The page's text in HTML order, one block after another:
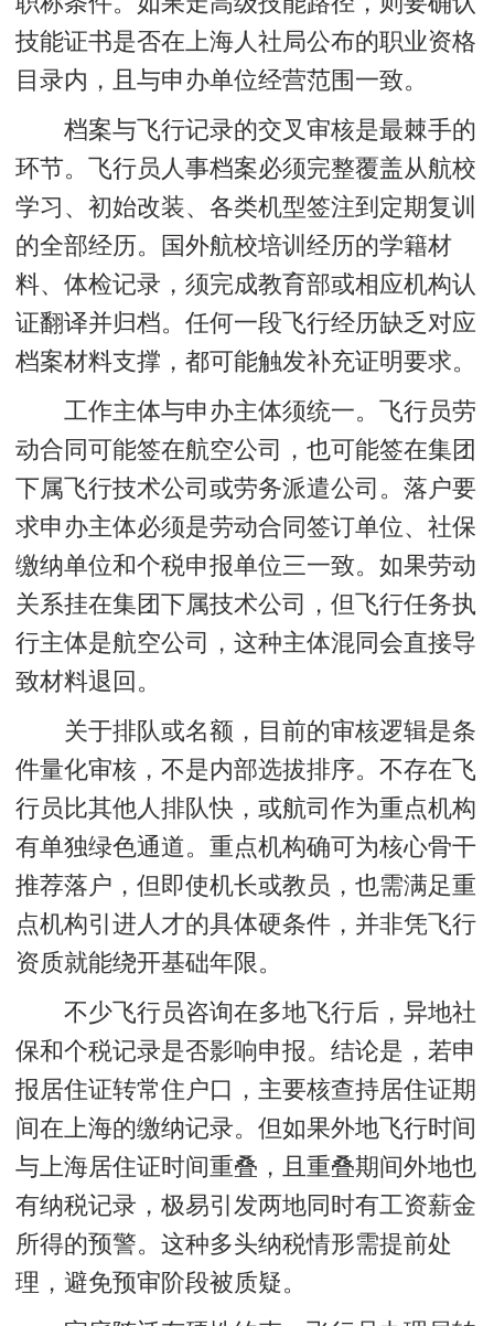
技能证书是否在上海人社局公布的职业资格
目录内，且与申办单位经营范围一致。
档案与飞行记录的交叉审核是最棘手的
环节。飞行员人事档案必须完整覆盖从航校
学习、初始改装、各类机型签注到定期复训
的全部经历。国外航校培训经历的学籍材
料、体检记录，须完成教育部或相应机构认
证翻译并归档。任何一段飞行经历缺乏对应
档案材料支撑，都可能触发补充证明要求。
工作主体与申办主体须统一。飞行员劳
动合同可能签在航空公司，也可能签在集团
下属飞行技术公司或劳务派遣公司。落户要
求申办主体必须是劳动合同签订单位、社保
缴纳单位和个税申报单位三一致。如果劳动
关系挂在集团下属技术公司，但飞行任务执
行主体是航空公司，这种主体混同会直接导
致材料退回。
关于排队或名额，目前的审核逻辑是条
件量化审核，不是内部选拔排序。不存在飞
行员比其他人排队快，或航司作为重点机构
有单独绿色通道。重点机构确可为核心骨干
推荐落户，但即使机长或教员，也需满足重
点机构引进人才的具体硬条件，并非凭飞行
资质就能绕开基础年限。
不少飞行员咨询在多地飞行后，异地社
保和个税记录是否影响申报。结论是，若申
报居住证转常住户口，主要核查持居住证期
间在上海的缴纳记录。但如果外地飞行时间
与上海居住证时间重叠，且重叠期间外地也
有纳税记录，极易引发两地同时有工资薪金
所得的预警。这种多头纳税情形需提前处
理，避免预审阶段被质疑。